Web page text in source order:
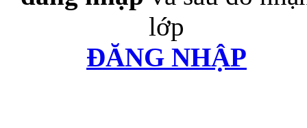
lớp
ĐĂNG NHẬP